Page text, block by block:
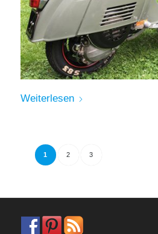
Weiterlesen
1 2 3